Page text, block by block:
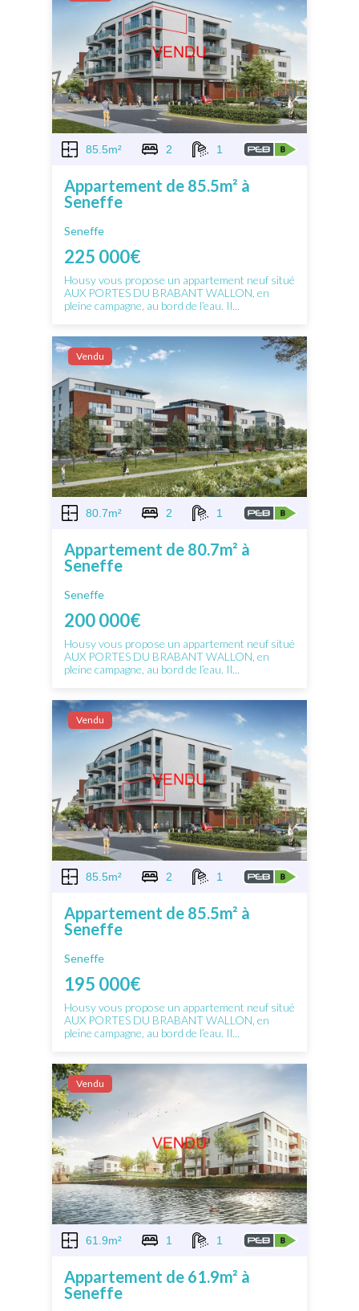
85.5m² 2 1
Appartement de 85.5m² à
Seneffe
Seneffe
225 000€
Housy vous propose un appartement neuf situé
AUX PORTES DU BRABANT WALLON, en
pleine campagne, au bord de l’eau. Il...
Vendu
80.7m² 2 1
Appartement de 80.7m² à
Seneffe
Seneffe
200 000€
Housy vous propose un appartement neuf situé
AUX PORTES DU BRABANT WALLON, en
pleine campagne, au bord de l’eau. Il...
Vendu
85.5m² 2 1
Appartement de 85.5m² à
Seneffe
Seneffe
195 000€
Housy vous propose un appartement neuf situé
AUX PORTES DU BRABANT WALLON, en
pleine campagne, au bord de l’eau. Il...
Vendu
61.9m² 1 1
Appartement de 61.9m² à
Seneffe